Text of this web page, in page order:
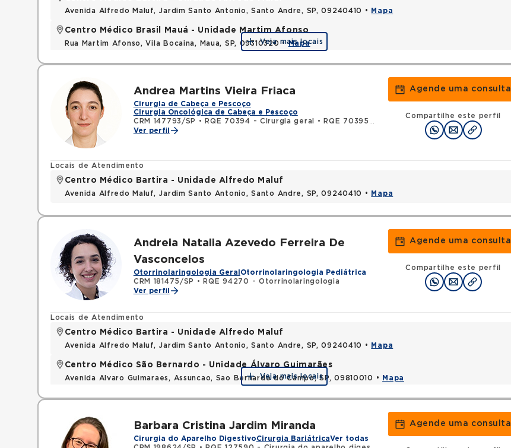
Avenida Alfredo Maluf, Jardim Santo Antonio, Santo Andre, SP, 09240410 • Mapa
Centro Médico Brasil Mauá - Unidade Martim Afonso
Rua Martim Afonso, Vila Bocaina, Maua, SP, 09310320 •Mapa
Veja mais locais
Andrea Martins Vieira Friaca
Cirurgia de Cabeça e Pescoço
Cirurgia Oncológica de Cabeça e Pescoço
CRM 147793/SP
• RQE 70394 - Cirurgia geral •
RQE 70395 - Cirurgia de cabeça e pescoço
Ver perfil
Agende uma consulta
Compartilhe este perfil
Locais de Atendimento
Centro Médico Bartira - Unidade Alfredo Maluf
Avenida Alfredo Maluf, Jardim Santo Antonio, Santo Andre, SP, 09240410 • Mapa
Andreia Natalia Azevedo Ferreira De
Vasconcelos
Otorrinolaringologia Geral Otorrinolaringologia Pediátrica
CRM 181475/SP
•
RQE 94270 - Otorrinolaringologia
Ver perfil
Agende uma consulta
Compartilhe este perfil
Locais de Atendimento
Centro Médico Bartira - Unidade Alfredo Maluf
Avenida Alfredo Maluf, Jardim Santo Antonio, Santo Andre, SP, 09240410 • Mapa
Centro Médico São Bernardo - Unidade Álvaro Guimarães
Avenida Alvaro Guimaraes, Assuncao, Sao Bernardo do Campo, SP, 09810010 • Mapa
Veja mais locais
Barbara Cristina Jardim Miranda
Cirurgia do Aparelho DigestivoCirurgia BariátricaVer todas
Agende uma consulta